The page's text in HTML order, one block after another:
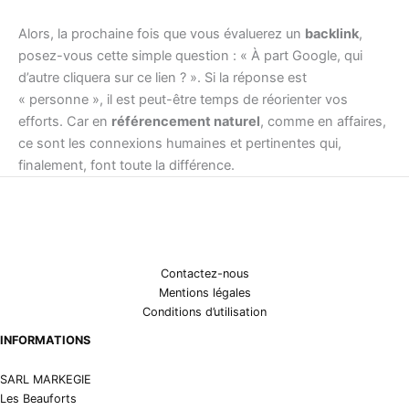
Alors, la prochaine fois que vous évaluerez un backlink,
posez-vous cette simple question : « À part Google, qui
d’autre cliquera sur ce lien ? ». Si la réponse est
« personne », il est peut-être temps de réorienter vos
efforts. Car en référencement naturel, comme en affaires,
ce sont les connexions humaines et pertinentes qui,
finalement, font toute la différence.
Contactez-nous
Mentions légales
Conditions d’utilisation
INFORMATIONS
SARL MARKEGIE
Les Beauforts